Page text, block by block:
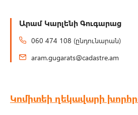
Արամ Կարլենի Գուգարաց
060 474 108 (ընդունարան)
aram.gugarats@cadastre.am
Կոմիտեի ղեկավարի